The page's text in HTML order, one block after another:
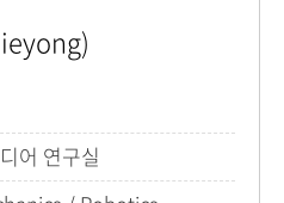
어 연구실